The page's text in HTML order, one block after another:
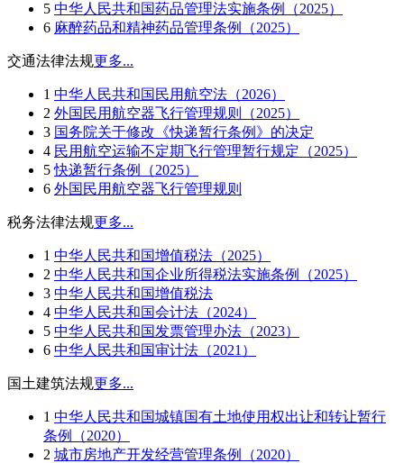
5 中华人民共和国药品管理法实施条例（2025）
6 麻醉药品和精神药品管理条例（2025）
交通法律法规更多...
1 中华人民共和国民用航空法（2026）
2 外国民用航空器飞行管理规则（2025）
3 国务院关于修改《快递暂行条例》的决定
4 民用航空运输不定期飞行管理暂行规定（2025）
5 快递暂行条例（2025）
6 外国民用航空器飞行管理规则
税务法律法规更多...
1 中华人民共和国增值税法（2025）
2 中华人民共和国企业所得税法实施条例（2025）
3 中华人民共和国增值税法
4 中华人民共和国会计法（2024）
5 中华人民共和国发票管理办法（2023）
6 中华人民共和国审计法（2021）
国土建筑法规更多...
1 中华人民共和国城镇国有土地使用权出让和转让暂行
条例（2020）
2 城市房地产开发经营管理条例（2020）